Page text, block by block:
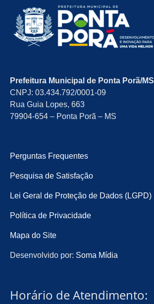
Prefeitura Municipal de Ponta Porã/MS
CNPJ: 03.434.792/0001-09
Rua Guia Lopes, 663
79904-654 – Ponta Porã – MS
Perguntas Frequentes
Pesquisa de Satisfação
Lei Geral de Proteção de Dados (LGPD)
Política de Privacidade
Mapa do Site
Desenvolvido por: Soma Mídia
Horário de Atendimento: